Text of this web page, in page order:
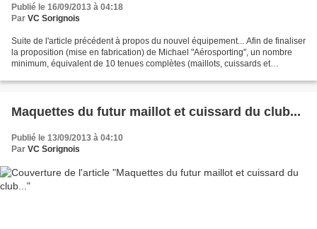
Publié le 16/09/2013 à 04:18
Par VC Sorignois
Suite de l'article précédent à propos du nouvel équipement... Afin de finaliser
la proposition (mise en fabrication) de Michael "Aérosporting", un nombre
minimum, équivalent de 10 tenues complètes (maillots, cuissards et
Maquettes du futur maillot et cuissard du club...
Publié le 13/09/2013 à 04:10
Par VC Sorignois